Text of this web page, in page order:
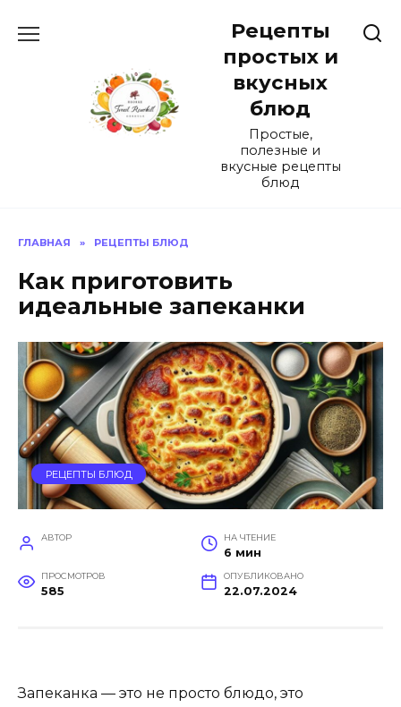
Рецепты
простых и
вкусных
блюд
Простые,
полезные и
вкусные рецепты
блюд
ГЛАВНАЯ » РЕЦЕПТЫ БЛЮД
Как приготовить
идеальные запеканки
РЕЦЕПТЫ БЛЮД
АВТОР НА ЧТЕНИЕ
6 мин
ПРОСМОТРОВ
585
ОПУБЛИКОВАНО
22.07.2024
Запеканка — это не просто блюдо, это